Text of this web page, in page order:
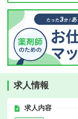
求人情報
求人内容